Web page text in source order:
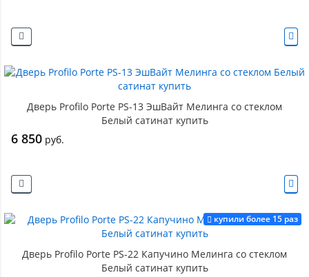
Дверь Profilo Porte PS-13 ЭшВайт Мелинга со стеклом
Белый сатинат купить
6 850 руб.
купили более 15 раз
Дверь Profilo Porte PS-22 Капучино Мелинга со стеклом
Белый сатинат купить